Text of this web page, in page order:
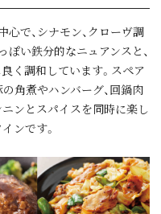
で、シナモン、クローヴ調
ぽい鉄分的なニュアンスと、
く調和しています。スペア
角煮やハンバーグ、回鍋肉
ンとスパイスを同時に楽し
ンです。